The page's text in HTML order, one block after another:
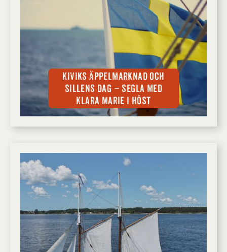
Kiviks Äppelmarknad och
Sillens dag – segla med
Klara Marie i höst